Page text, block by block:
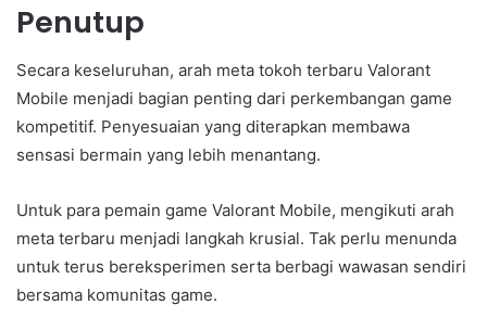
Penutup
Secara keseluruhan, arah meta tokoh terbaru Valorant
Mobile menjadi bagian penting dari perkembangan game
kompetitif. Penyesuaian yang diterapkan membawa
sensasi bermain yang lebih menantang.
Untuk para pemain game Valorant Mobile, mengikuti arah
meta terbaru menjadi langkah krusial. Tak perlu menunda
untuk terus bereksperimen serta berbagi wawasan sendiri
bersama komunitas game.